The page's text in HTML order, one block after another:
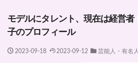
モデルにタレント、現在は経営者
子のプロフィール
2023-09-18 2023-09-12 芸能人・有名人